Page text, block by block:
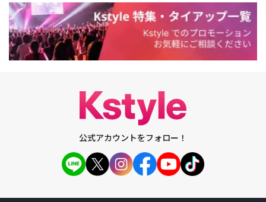
公式アカウントをフォロー！